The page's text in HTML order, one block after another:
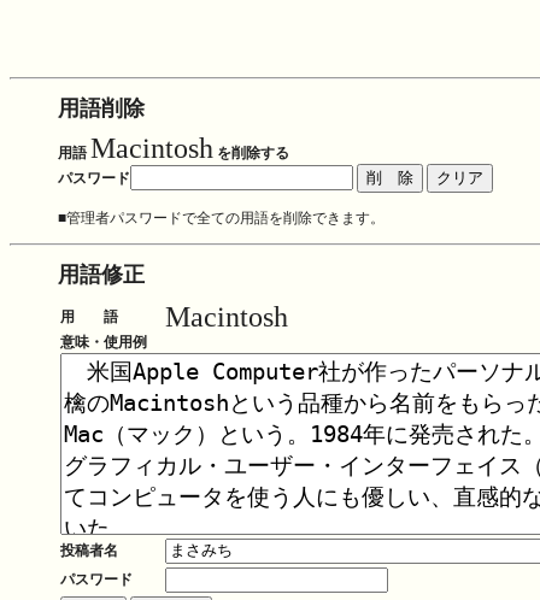
用語削除
用語 Macintosh を削除する
パスワード
■管理者パスワードで全ての用語を削除できます。
用語修正
用 語 Macintosh
意味・使用例
投稿者名
パスワード